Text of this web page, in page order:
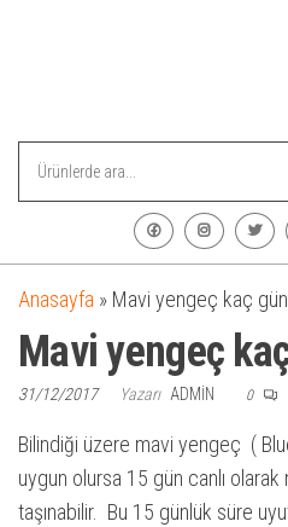
Anasayfa » Mavi yengeç kaç
Mavi yengeç
31/12/2017 Yazarı ADMIN 0
Bilindiği üzere mavi yengeç (
uygun olursa 15 gün canlı
taşınabilir. Bu 15 günlük süre